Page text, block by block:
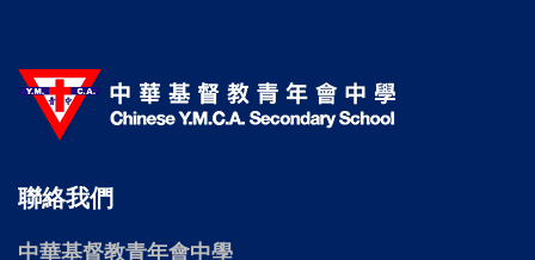
聯絡我們
中華基督教青年會中學